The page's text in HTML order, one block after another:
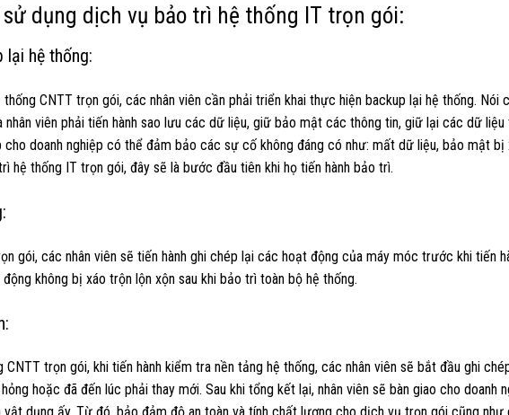
dụng dịch vụ bảo trì hệ thống IT trọn gói:
lại hệ thống:
CNTT trọn gói, các nhân viên cần phải triển khai thực hiện backup lại hệ thống. Nói
nhân viên phải tiến hành sao lưu các dữ liệu, giữ bảo mật các thông tin, giữ lại các dữ liệu
doanh nghiệp có thể đảm bảo các sự cố không đáng có như: mất dữ liệu, bảo mật bị
hệ thống IT trọn gói, đây sẽ là bước đầu tiên khi họ tiến hành bảo trì.
gói, các nhân viên sẽ tiến hành ghi chép lại các hoạt động của máy móc trước khi tiến
không bị xáo trộn lộn xộn sau khi bảo trì toàn bộ hệ thống.
trọn gói, khi tiến hành kiểm tra nền tảng hệ thống, các nhân viên sẽ bắt đầu ghi
hoặc đã đến lúc phải thay mới. Sau khi tổng kết lại, nhân viên sẽ bàn giao cho doanh